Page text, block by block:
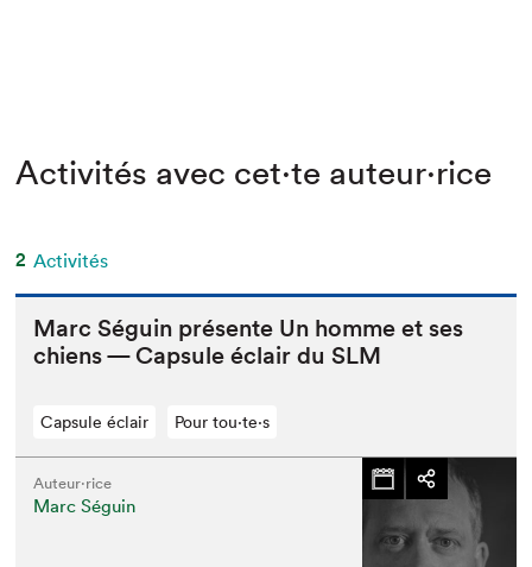
Activités avec cet·te auteur·rice
2 Activités
Marc Séguin présente Un homme et ses
chiens — Cap­sule éclair duSLM
Capsule éclair Pour tou⋅te⋅s
Auteur·rice
Marc Séguin